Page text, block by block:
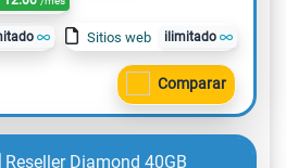
Sitios web ilimitado
Comparar
Reseller Diamond 40GB